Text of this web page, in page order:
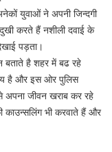
युवाओं ने अपनी जिन्दगी
करते हैं नशीली दवाई के
पड़ता।
बताते है शहर में बढ रहे
है और इस ओर पुलिस
अपना जीवन खराब कर रहे
भी करवाते हैं और